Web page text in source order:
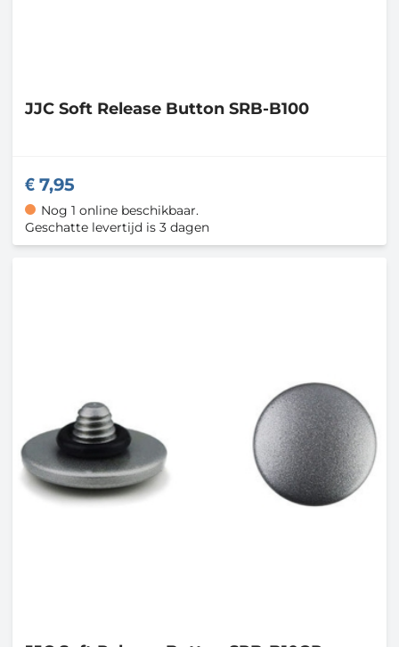
JJC Soft Release Button SRB-B100
7,95
Nog 1 online beschikbaar.
Geschatte levertijd is 3 dagen